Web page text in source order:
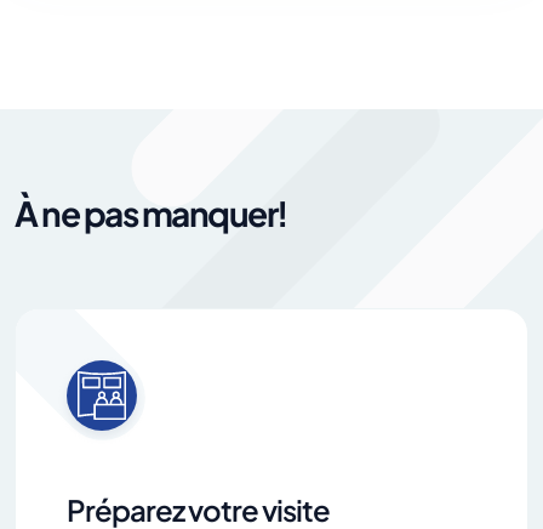
À ne pas manquer!
Préparez votre visite